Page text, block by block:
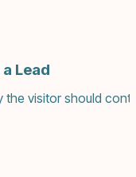
Lead
visitor should